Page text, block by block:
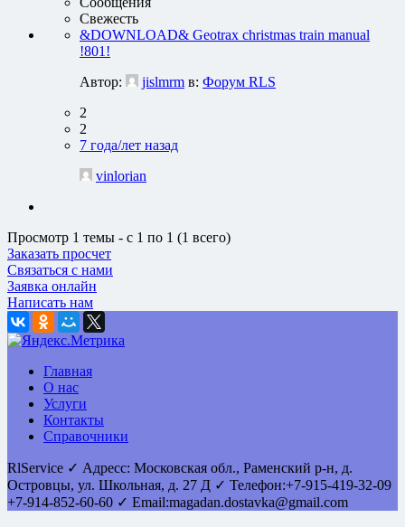
Свежесть
&DOWNLOAD& Geotrax christmas train manual
!801!
Автор:
jislmrm в: Форум RLS
2
2
7 года/лет назад
vinlorian
Просмотр 1 темы - с 1 по 1 (1 всего)
Заказать просчет
Связаться с нами
Заявка онлайн
Написать нам
Главная
О нас
Услуги
Контакты
Справочники
RlService ✓ Адресс: Московская обл., Раменский р-н, д.
Островцы, ул. Школьная, д. 27 Д ✓ Телефон:+7-915-419-32-09
+7-914-852-60-60 ✓ Email:magadan.dostavka@gmail.com